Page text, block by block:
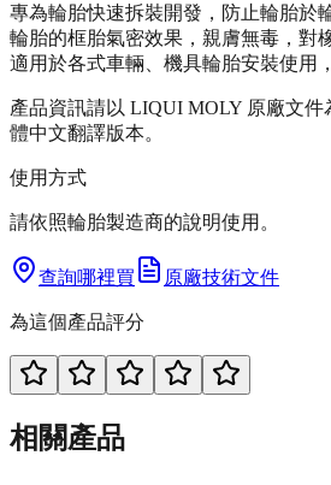
專為輪胎快速拆裝開發，防止輪胎於
輪胎的框胎氣密效果，親膚無毒，對
適用於各式車輛、機具輪胎安裝使用
產品資訊請以 LIQUI MOLY 原廠文件
體中文翻譯版本。
使用方式
請依照輪胎製造商的說明使用。
查詢哪裡買 原廠技術文件
為這個產品評分
相關產品